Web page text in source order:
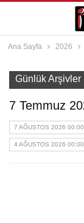
Ana Sayfa 2026
Günlük Arşivler
7 Temmuz
7 AĞUSTOS 2026 00:00
4 AĞUSTOS 2026 00:00